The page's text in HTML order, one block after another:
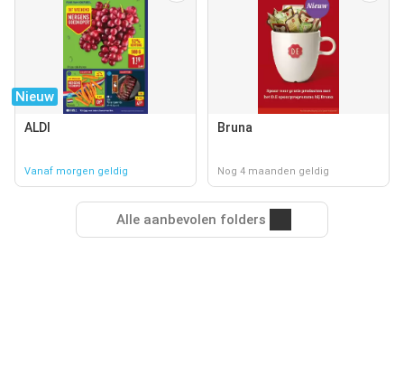
Nieuw
ALDI
Vanaf morgen geldig
Bruna
Nog 4 maanden geldig
Alle aanbevolen folders